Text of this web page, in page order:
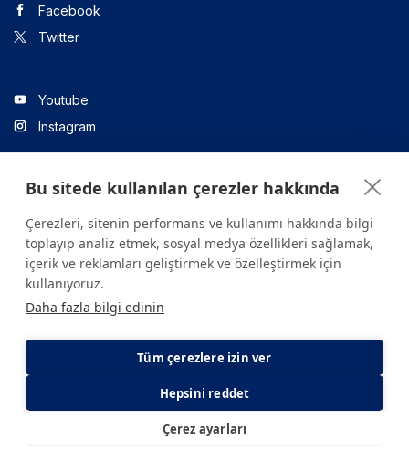
E-Randevu
Facebook
Twitter
Youtube
Instagram
Linkedin
Sitede yer alan tüm içerikler yalnızca bilgilendirme amaçlıdır.
Sağlığınızla ilgili sorularınız için mutlaka doktoruza ya da bir sağlık
kuruluşuna başvurunuz.
Gizlilik ve Çerez Politikası KVKK Aydınlatma Metni
Bu sitede kullanılan çerezler hakkında
Çerezleri, sitenin performans ve kullanımı hakkında bilgi
toplayıp analiz etmek, sosyal medya özellikleri sağlamak,
içerik ve reklamları geliştirmek ve özelleştirmek için
kullanıyoruz.
Daha fazla bilgi edinin
Tüm çerezlere izin ver
Hepsini reddet
Çerez ayarları